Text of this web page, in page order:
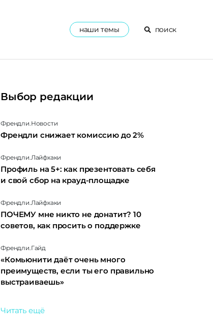
наши темы поиск
Выбор редакции
Френдли.Новости
Френдли снижает комиссию до 2%
Френдли.Лайфхаки
Профиль на 5+: как презентовать себя
и свой сбор на крауд-площадке
Френдли.Лайфхаки
ПОЧЕМУ мне никто не донатит? 10
советов, как просить о поддержке
Френдли.Гайд
«Комьюнити даёт очень много
преимуществ, если ты его правильно
выстраиваешь»
Читать ещё